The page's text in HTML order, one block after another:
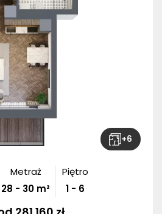
+6
Metraż
28 - 30 m²
Piętro
1 - 6